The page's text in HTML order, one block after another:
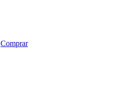
Comprar